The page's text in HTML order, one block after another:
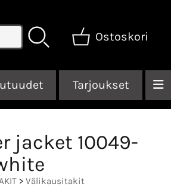
Ostoskori
Tarjoukset
jacket 10049-
> Välikausitakit